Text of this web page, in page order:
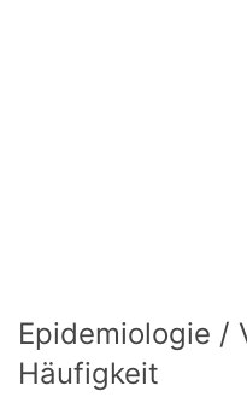
Epidemiologie /
Häufigkeit